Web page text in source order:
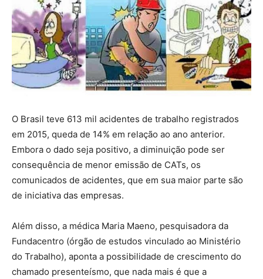
O Brasil teve 613 mil acidentes de trabalho registrados
em 2015, queda de 14% em relação ao ano anterior.
Embora o dado seja positivo, a diminuição pode ser
consequência de menor emissão de CATs, os
comunicados de acidentes, que em sua maior parte são
de iniciativa das empresas.
Além disso, a médica Maria Maeno, pesquisadora da
Fundacentro (órgão de estudos vinculado ao Ministério
do Trabalho), aponta a possibilidade de crescimento do
chamado presenteísmo, que nada mais é que a